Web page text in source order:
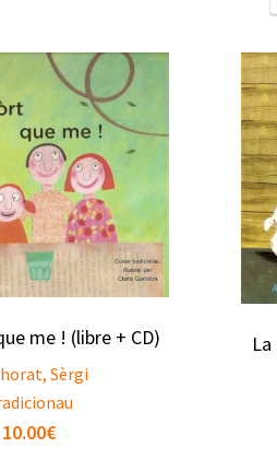
me ! (libre + CD)
Sèrgi
10.00€